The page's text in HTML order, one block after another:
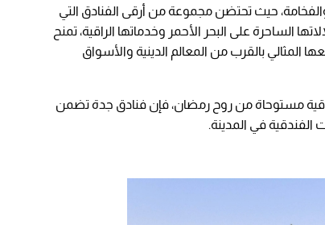
حيث تحتضن مجموعة من أرقى الفنادق التي
الساحرة على البحر الأحمر وخدماتها الراقية، تمنح
المثالي بالقرب من المعالم الدينية والأسواق
مستوحاة من روح رمضان، فإن فنادق جدة تضمن
في المدينة.